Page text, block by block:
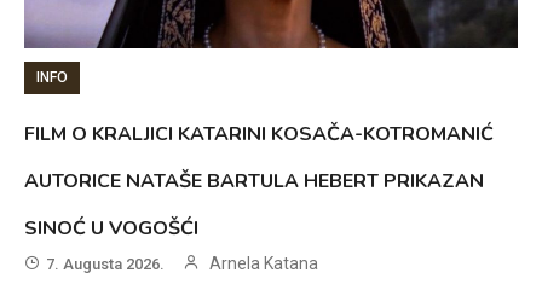
INFO
FILM O KRALJICI KATARINI KOSAČA-KOTROMANIĆ
AUTORICE NATAŠE BARTULA HEBERT PRIKAZAN
SINOĆ U VOGOŠĆI
7. Augusta 2026. Arnela Katana